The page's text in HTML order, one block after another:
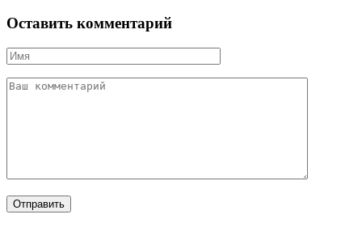
Оставить комментарий